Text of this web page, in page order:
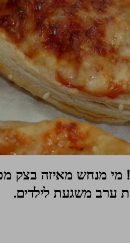
2 דקות הכנה! מי מנחש מאיזה
ערב משגעת לילדים.